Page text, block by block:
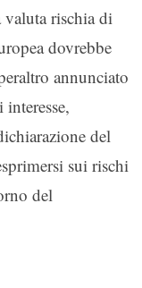
rischia di
dovrebbe
annunciato
del
sui rischi
del